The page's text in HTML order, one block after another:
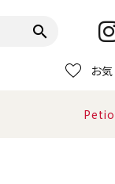
search
お